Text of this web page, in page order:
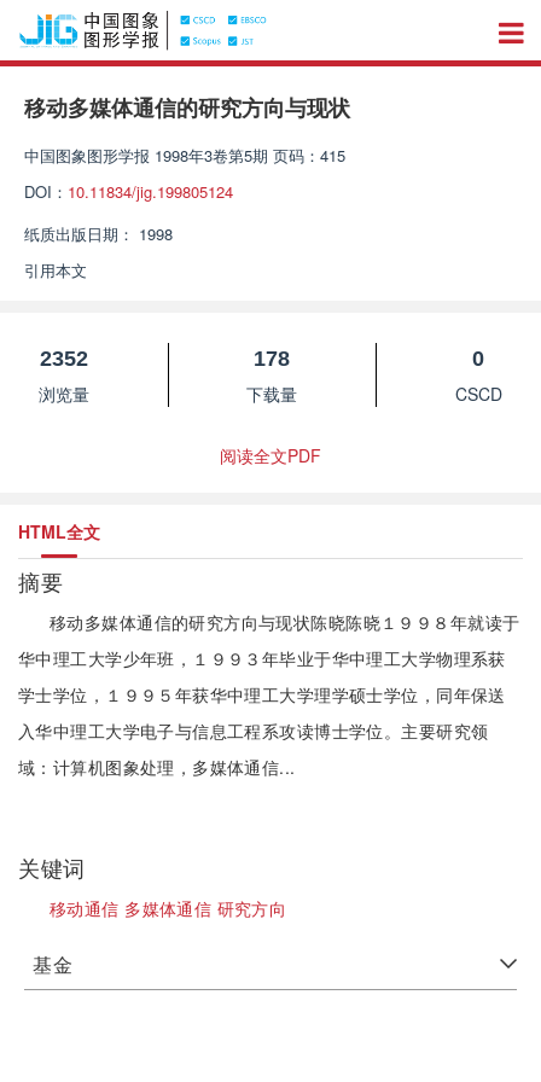
移动多媒体通信的研究方向与现状
中国图象图形学报 1998年3卷第5期 页码：415
DOI： 10.11834/jig.199805124
纸质出版日期： 1998
引用本文
2352
浏览量
178
下载量
0
CSCD
阅读全文PDF
HTML全文
摘要
移动多媒体通信的研究方向与现状陈晓陈晓１９９８年就读于
华中理工大学少年班，１９９３年毕业于华中理工大学物理系获
学士学位，１９９５年获华中理工大学理学硕士学位，同年保送
入华中理工大学电子与信息工程系攻读博士学位。主要研究领
域：计算机图象处理，多媒体通信...
关键词
移动通信 多媒体通信 研究方向
基金